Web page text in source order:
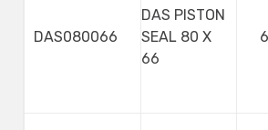
DAS080066
DAS PISTON
SEAL 80 X
66